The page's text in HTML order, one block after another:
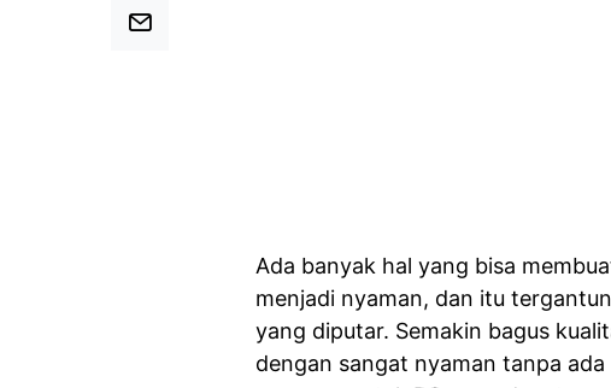
Ada banyak hal yang bisa
menjadi nyaman, dan itu
yang diputar. Semakin bagus
dengan sangat nyaman tanpa